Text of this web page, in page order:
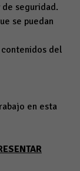
seguridad.
se puedan
del
en esta